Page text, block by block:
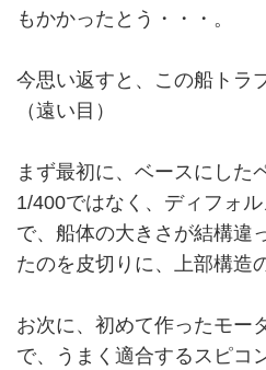
もかかったとう・・・。
今思い返すと、この船トラ
（遠い目）
まず最初に、ベースにした
1/400ではなく、ディフォ
で、船体の大きさが結構違
たのを皮切りに、上部構造
お次に、初めて作ったモー
で、うまく適合するスピコ